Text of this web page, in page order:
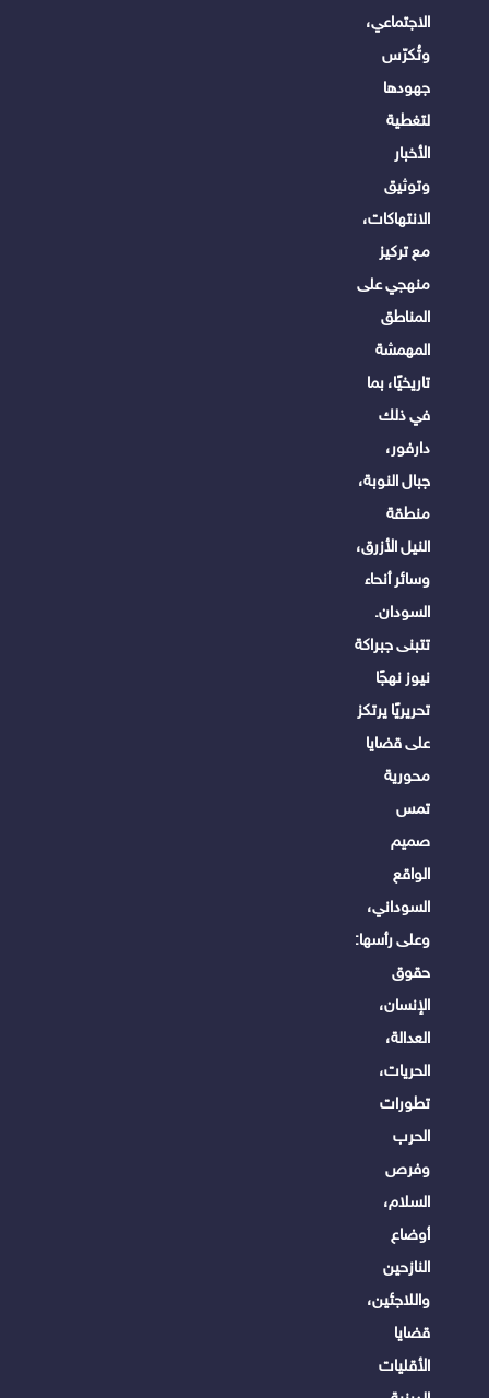
الاجتماعي،
وتُكرّس
جهودها
لتغطية
الأخبار
وتوثيق
الانتهاكات،
مع تركيز
منهجي على
المناطق
المهمشة
تاريخيًا، بما
في ذلك
دارفور،
جبال النوبة،
منطقة
النيل الأزرق،
وسائر أنحاء
السودان.
تتبنى جبراكة
نيوز نهجًا
تحريريًا يرتكز
على قضايا
محورية
تمس
صميم
الواقع
السوداني،
وعلى رأسها:
حقوق
الإنسان،
العدالة،
الحريات،
تطورات
الحرب
وفرص
السلام،
أوضاع
النازحين
واللاجئين،
قضايا
الأقليات